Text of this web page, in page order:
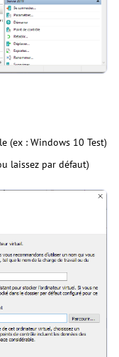
(ex : Windows 10 Test)
laissez par défaut)